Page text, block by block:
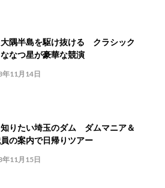
隅半島を駆け抜ける クラシック
なつ星が豪華な競演
年11月14日
知りたい埼玉のダム ダムマニア＆
の案内で日帰りツアー
年11月15日